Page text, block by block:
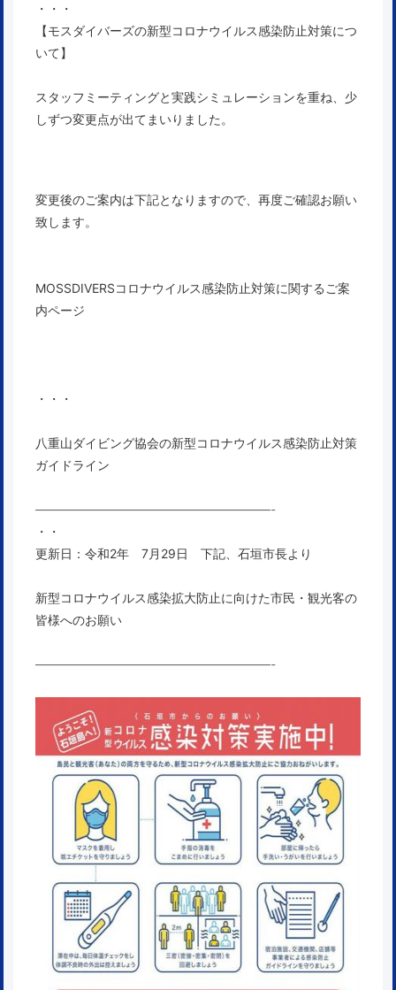
・・・
【モスダイバーズの新型コロナウイルス感染防止対策につ
いて】
スタッフミーティングと実践シミュレーションを重ね、少
しずつ変更点が出てまいりました。
変更後のご案内は下記となりますので、 再度ご確認お願い
致します。
MOSSDIVERSコロナウイルス感染防止対策に関するご案
内ページ
・・・
八重山ダイビング協会の新型コロナウイルス感染防止対策
ガイドライン
———————————————————-
・・
更新日：令和2年 7月29日 下記、石垣市長より
新型コロナウイルス感染拡大防止に向けた市民・観光客の
皆様へのお願い
———————————————————-